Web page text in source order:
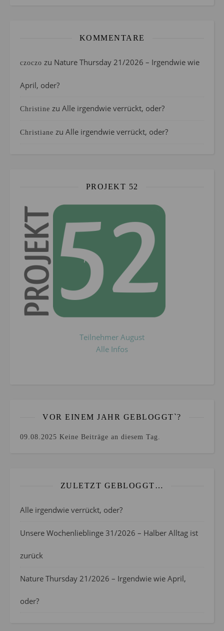
KOMMENTARE
czoczo zu Nature Thursday 21/2026 – Irgendwie wie
April, oder?
Christine zu Alle irgendwie verrückt, oder?
Christiane zu Alle irgendwie verrückt, oder?
PROJEKT 52
Teilnehmer August
Alle Infos
VOR EINEM JAHR GEBLOGGT`?
09.08.2025 Keine Beiträge an diesem Tag.
ZULETZT GEBLOGGT…
Alle irgendwie verrückt, oder?
Unsere Wochenlieblinge 31/2026 – Halber Alltag ist
zurück
Nature Thursday 21/2026 – Irgendwie wie April,
oder?